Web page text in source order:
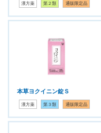
漢方薬 第２類 通販限定品
本草ヨクイニン錠Ｓ
漢方薬 第３類 通販限定品